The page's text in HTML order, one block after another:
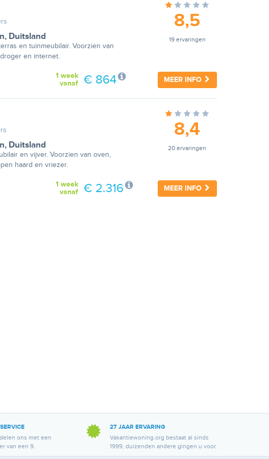
, Duitsland
en tuinmeubilair. Voorzien van
en internet.
8,5
19 ervaringen
MEER INFO
1 week
vanaf
€ 864
, Duitsland
en vijver. Voorzien van oven,
haard en vriezer.
8,4
20 ervaringen
MEER INFO
1 week
vanaf
€ 2.316
ons met een
van een 9.
27 JAAR ERVARING
Vakantiewoning.org bestaat al sinds
1999, duizenden andere gingen u voor.